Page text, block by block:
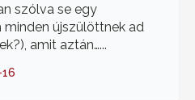
szólva se egy
újszülöttnek ad
amit aztán…...